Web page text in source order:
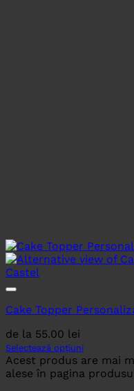
Cake Topper
de la 55.00 lei
Selectează opțiuni
Acest produs are mai
alese în pagina